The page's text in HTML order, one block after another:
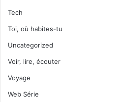
Tech
Toi, où habites-tu
Uncategorized
Voir, lire, écouter
Voyage
Web Série